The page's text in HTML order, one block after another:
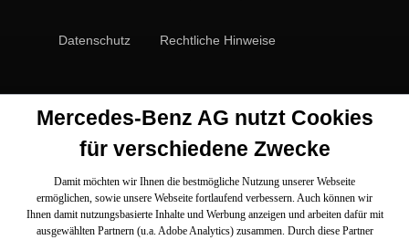
Datenschutz Rechtliche Hinweise
Mercedes-Benz AG nutzt Cookies
für verschiedene Zwecke
Damit möchten wir Ihnen die bestmögliche Nutzung unserer Webseite
ermöglichen, sowie unsere Webseite fortlaufend verbessern. Auch können wir
Ihnen damit nutzungsbasierte Inhalte und Werbung anzeigen und arbeiten dafür mit
ausgewählten Partnern (u.a. Adobe Analytics) zusammen. Durch diese Partner